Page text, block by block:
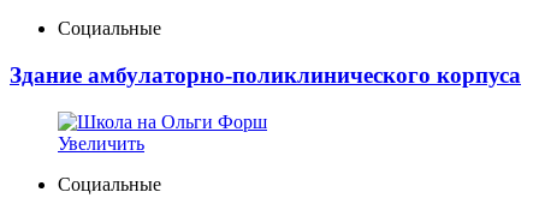
Социальные
Здание амбулаторно-поликлинического корпуса
Увеличить
Социальные